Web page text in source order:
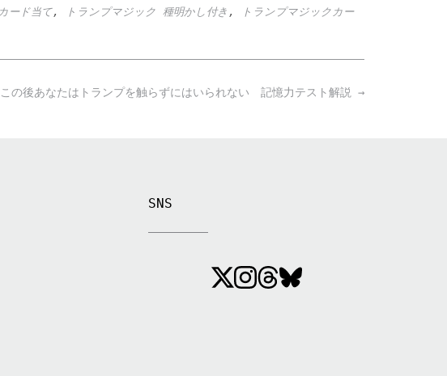
ード当て, トランプマジック 種明かし付き ,
トランプマジックカー
この後あなたはトランプを触らずにはいられない 記憶力テスト解説 →
SNS